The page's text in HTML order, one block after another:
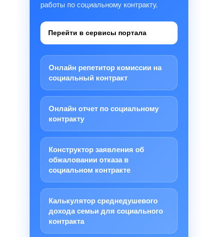
работы по социальному контракту.
Перейти в сервисы портала
Онлайн репетитор комиссии на
социальный контракт
Онлайн отчет по социальному
контракту
Конструктор заявления об
обжаловании отказа в
социальном контракте
Калькулятор среднедушевого
дохода семьи для социального
контракта